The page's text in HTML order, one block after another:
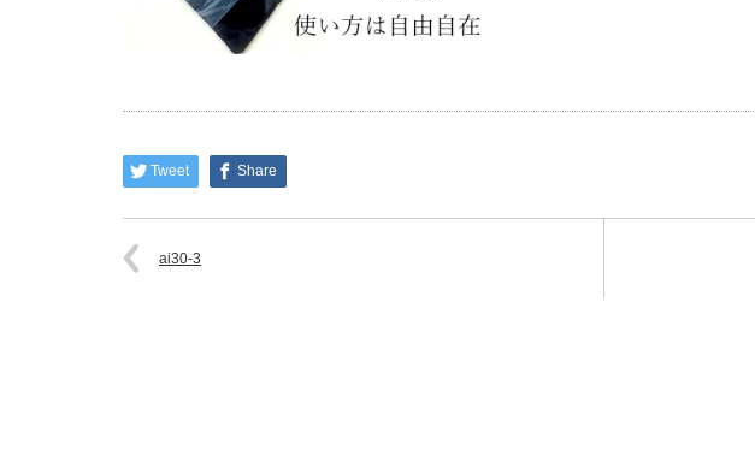
Tweet Share
ai30-3